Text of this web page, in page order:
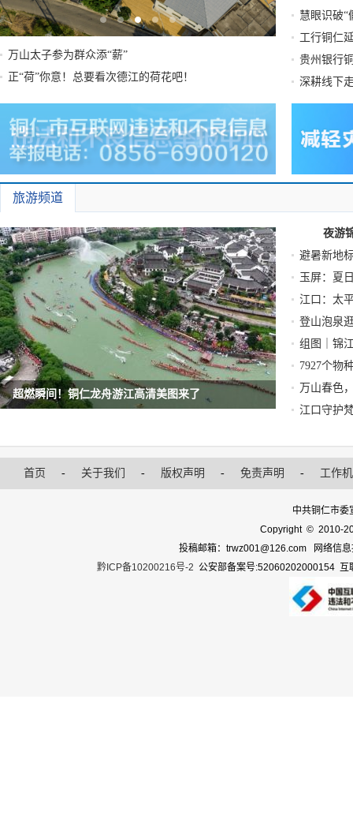
万山太子参为群众添“薪”
正“荷”你意！总要看次德江的荷花吧！
慧眼识破
工行铜仁
贵州银行
深耕线下
旅游频道
超燃瞬间！铜仁龙舟游江高清美图来了
夜游
避暑新地
玉屏：夏
江口：太
登山泡泉
组图｜锦
7927个物
万山春色
江口守护
首页 - 关于我们 - 版权声明 - 免责声明 - 工作
中共铜仁市
Copyright © 2010-
投稿邮箱：trwz001@126.com 网络信
黔ICP备10200216号-2 公安部备案号:52060202000154 互